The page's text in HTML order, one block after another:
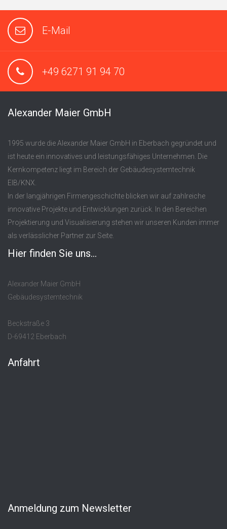
E-Mail
+49 6271 91 94 70
Alexander Maier GmbH
1995 wurde die Alexander Maier GmbH in Eberbach gegründet und
ist heute ein innovatives und leistungsfähiges Unternehmen. Die
Kernkompetenz liegt im Bereich der Gebäudesystemtechnik
EIB/KNX.
In der langjährigen Firmengeschichte blicken wir auf zahlreiche
innovative Projekte und Entwicklungen zurück. In den Bereichen
Projektierung und Visualisierung stehen wir unseren Kunden immer
als verlässlicher Partner zur Seite.
Hier finden Sie uns...
Alexander Maier GmbH
Gebäudesystemtechnik
Beckstraße 3
D-69412 Eberbach
Anfahrt
Anmeldung zum Newsletter